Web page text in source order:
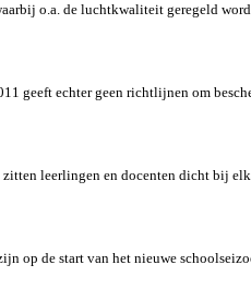
o.a. de luchtkwaliteit geregeld
geeft echter geen richtlijnen om
leerlingen en docenten dicht bij
op de start van het nieuwe